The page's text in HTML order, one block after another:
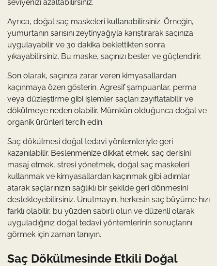
seviyenizi azaltabilirsiniz.
Ayrıca, doğal saç maskeleri kullanabilirsiniz. Örneğin,
yumurtanın sarısını zeytinyağıyla karıştırarak saçınıza
uygulayabilir ve 30 dakika beklettikten sonra
yıkayabilirsiniz. Bu maske, saçınızı besler ve güçlendirir.
Son olarak, saçınıza zarar veren kimyasallardan
kaçınmaya özen gösterin. Agresif şampuanlar, perma
veya düzleştirme gibi işlemler saçları zayıflatabilir ve
dökülmeye neden olabilir. Mümkün olduğunca doğal ve
organik ürünleri tercih edin.
Saç dökülmesi doğal tedavi yöntemleriyle geri
kazanılabilir. Beslenmenize dikkat etmek, saç derisini
masaj etmek, stresi yönetmek, doğal saç maskeleri
kullanmak ve kimyasallardan kaçınmak gibi adımlar
atarak saçlarınızın sağlıklı bir şekilde geri dönmesini
destekleyebilirsiniz. Unutmayın, herkesin saç büyüme hızı
farklı olabilir, bu yüzden sabırlı olun ve düzenli olarak
uyguladığınız doğal tedavi yöntemlerinin sonuçlarını
görmek için zaman tanıyın.
Saç Dökülmesinde Etkili Doğal